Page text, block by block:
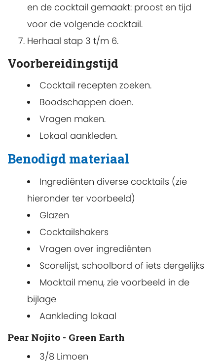
en de cocktail gemaakt: proost en tijd
voor de volgende cocktail.
Herhaal stap 3 t/m 6.
Voorbereidingstijd
Cocktail recepten zoeken.
Boodschappen doen.
Vragen maken.
Lokaal aankleden.
Benodigd materiaal
Ingrediënten diverse cocktails (zie
hieronder ter voorbeeld)
Glazen
Cocktailshakers
Vragen over ingrediënten
Scorelijst, schoolbord of iets dergelijks
Mocktail menu, zie voorbeeld in de
bijlage
Aankleding lokaal
Pear Nojito - Green Earth
3/8 Limoen